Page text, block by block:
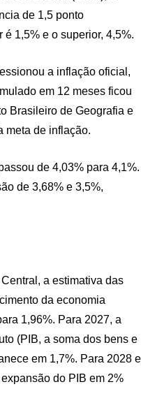
de 1,5 ponto
1,5% e o superior, 4,5%.
a inflação oficial,
em 12 meses ficou
Brasileiro de Geografia e
meta de inflação.
de 4,03% para 4,1%.
de 3,68% e 3,5%,
a estimativa das
da economia
1,96%. Para 2027, a
(PIB, a soma dos bens e
em 1,7%. Para 2028 e
do PIB em 2%